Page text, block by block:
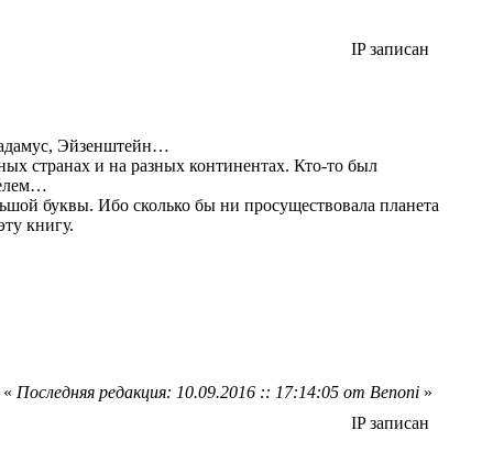
IP записан
Эйзенштейн…
странах и на разных континентах. Кто-то был
буквы. Ибо сколько бы ни просуществовала планета
книгу.
« Последняя редакция: 10.09.2016 :: 17:14:05 от Benoni »
IP записан